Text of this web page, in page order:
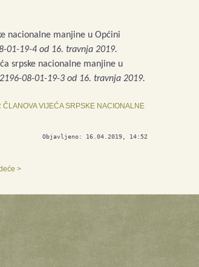
nacionalne manjine u Općini
01-19-4 od 16. travnja 2019.
srpske nacionalne manjine u
08-01-19-3 od 16. travnja 2019.
ČLANOVA VIJEĆA SRPSKE NACIONALNE
Objavljeno: 16.04.2019, 14:52
>